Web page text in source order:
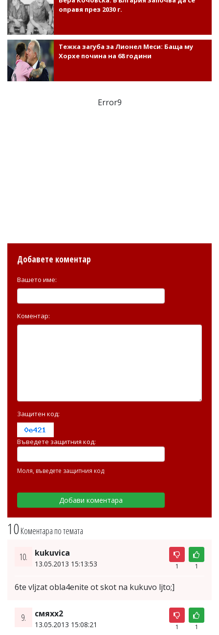
оправя през 2030 г.
Тежка загуба за Лионел Меси: Баща му
Хорхе почина на 68 години
Error9
10Коментара по темата
10. kukuvica
13.05.2013 15:13:53 1 1
6te vljzat obla4enite ot skot na kukuvo ljto;]
9. смяхх2
13.05.2013 15:08:21 1 1
Добавете коментар
Вашето име:
Коментар:
Защитен код:
Въведете защитния код:
Моля, въведете защитния код